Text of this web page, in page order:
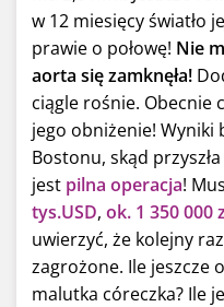
w 12 miesięcy światło
prawie o połowę! Nie
aorta się zamknęła!
ciągle rośnie. Obecnie
jego obniżenie! Wyniki
Bostonu, skąd
jest pilna operacja!
tys.USD, ok. 1 350 000
uwierzyć, że kolejny
zagrożone. Ile jeszcze
malutka córeczka? Ile